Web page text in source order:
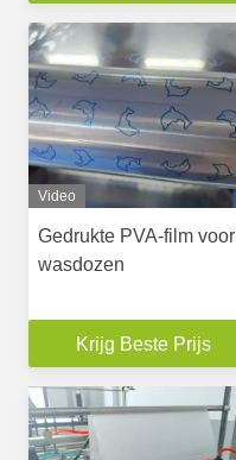
Video
Gedrukte PVA-film voor
wasdozen
Krijg Beste Prijs